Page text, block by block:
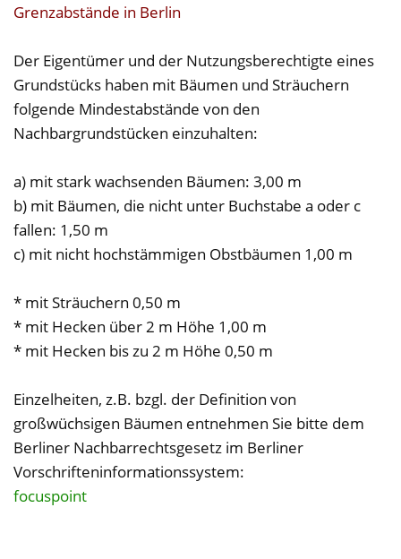
Grenzabstände in Berlin
Der Eigentümer und der Nutzungsberechtigte eines
Grundstücks haben mit Bäumen und Sträuchern
folgende Mindestabstände von den
Nachbargrundstücken einzuhalten:
a) mit stark wachsenden Bäumen: 3,00 m
b) mit Bäumen, die nicht unter Buchstabe a oder c
fallen: 1,50 m
c) mit nicht hochstämmigen Obstbäumen 1,00 m
* mit Sträuchern 0,50 m
* mit Hecken über 2 m Höhe 1,00 m
* mit Hecken bis zu 2 m Höhe 0,50 m
Einzelheiten, z.B. bzgl. der Definition von
großwüchsigen Bäumen entnehmen Sie bitte dem
Berliner Nachbarrechtsgesetz im Berliner
Vorschrifteninformationssystem:
focuspoint